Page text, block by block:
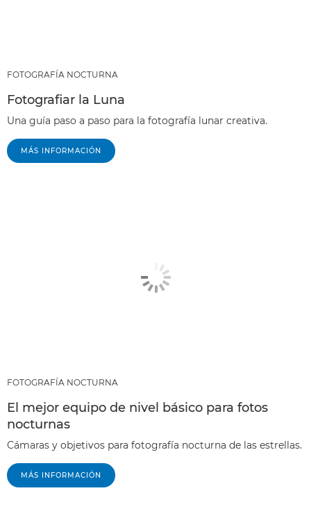
FOTOGRAFÍA NOCTURNA
Fotografiar la Luna
Una guía paso a paso para la fotografía lunar creativa.
MÁS INFORMACIÓN
FOTOGRAFÍA NOCTURNA
El mejor equipo de nivel básico para fotos
nocturnas
Cámaras y objetivos para fotografía nocturna de las estrellas.
MÁS INFORMACIÓN